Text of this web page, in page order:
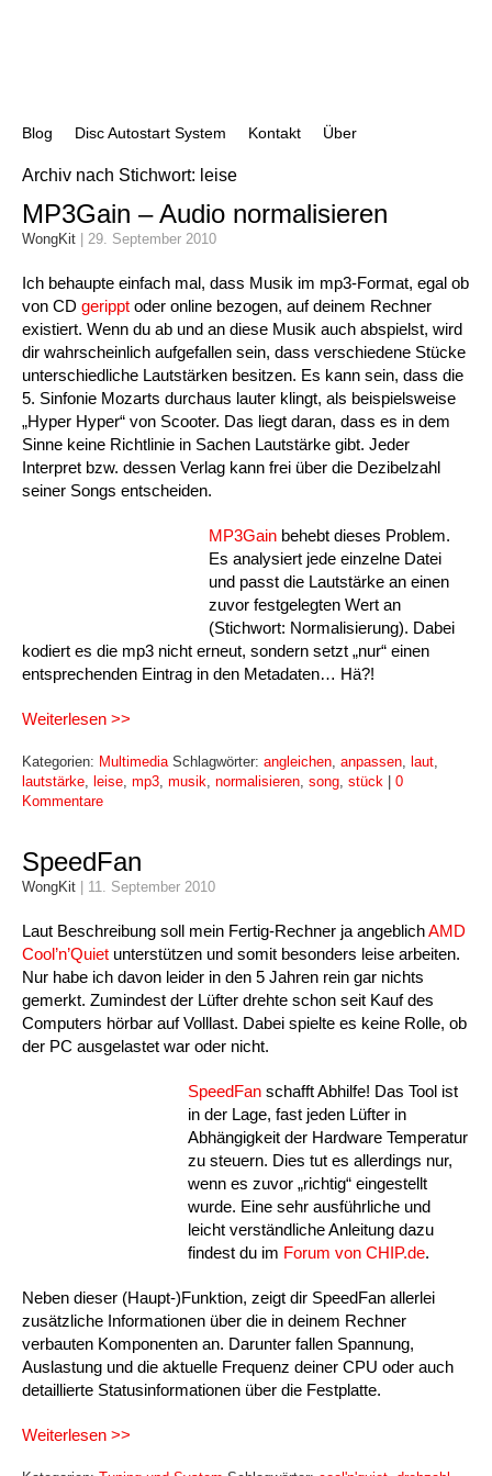
Blog Disc Autostart System Kontakt Über
Archiv nach Stichwort: leise
MP3Gain – Audio normalisieren
WongKit 29. September 2010
Ich behaupte einfach mal, dass Musik im mp3-Format, egal ob
von CD gerippt oder online bezogen, auf deinem Rechner
existiert. Wenn du ab und an diese Musik auch abspielst, wird
dir wahrscheinlich aufgefallen sein, dass verschiedene Stücke
unterschiedliche Lautstärken besitzen. Es kann sein, dass die
5. Sinfonie Mozarts durchaus lauter klingt, als beispielsweise
„Hyper Hyper“ von Scooter. Das liegt daran, dass es in dem
Sinne keine Richtlinie in Sachen Lautstärke gibt. Jeder
Interpret bzw. dessen Verlag kann frei über die Dezibelzahl
seiner Songs entscheiden.
MP3Gain behebt dieses Problem.
Es analysiert jede einzelne Datei
und passt die Lautstärke an einen
zuvor festgelegten Wert an
(Stichwort: Normalisierung). Dabei
kodiert es die mp3 nicht erneut, sondern setzt „nur“ einen
entsprechenden Eintrag in den Metadaten… Hä?!
Weiterlesen >>
Kategorien: Multimedia Schlagwörter: angleichen, anpassen, laut,
lautstärke, leise, mp3, musik, normalisieren, song, stück
0
Kommentare
SpeedFan
WongKit 11. September 2010
Laut Beschreibung soll mein Fertig-Rechner ja angeblichAMD
Cool’n’Quiet unterstützen und somit besonders leise arbeiten.
Nur habe ich davon leider in den 5 Jahren rein gar nichts
gemerkt. Zumindest der Lüfter drehte schon seit Kauf des
Computers hörbar auf Volllast. Dabei spielte es keine Rolle, ob
der PC ausgelastet war oder nicht.
SpeedFan schafft Abhilfe! Das Tool ist
in der Lage, fast jeden Lüfter in
Abhängigkeit der Hardware Temperatur
zu steuern. Dies tut es allerdings nur,
wenn es zuvor „richtig“ eingestellt
wurde. Eine sehr ausführliche und
leicht verständliche Anleitung dazu
findest du im Forum von CHIP.de.
Neben dieser (Haupt-)Funktion, zeigt dir SpeedFan allerlei
zusätzliche Informationen über die in deinem Rechner
verbauten Komponenten an. Darunter fallen Spannung,
Auslastung und die aktuelle Frequenz deiner CPU oder auch
detaillierte Statusinformationen über die Festplatte.
Weiterlesen >>